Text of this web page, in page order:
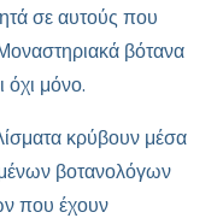
σε αυτούς που
βότανα
όχι μόνο.
κρύβουν μέσα
βοτανολόγων
που έχουν